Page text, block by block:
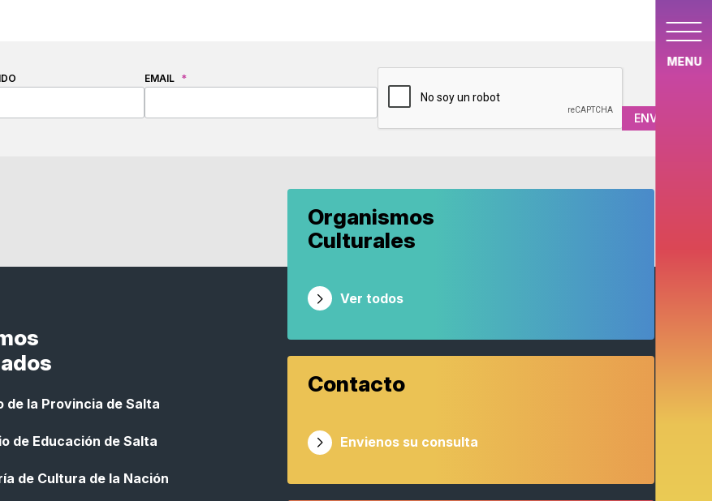
MENU
EMAIL *
de la Provincia de Salta
de Educación de Salta
de Cultura de la Nación
Organismos
Culturales
Ver todos
Contacto
Envienos su consulta